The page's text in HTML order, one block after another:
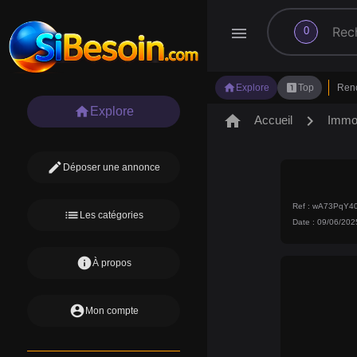
menu 0
search
home Explore looks_oneTop
home Explore
edit Déposer une annonce
list Les catégories
infoÀ propos
account_circle Mon compte
home Accueil chevron_right
Ref :
Date : 09/06/